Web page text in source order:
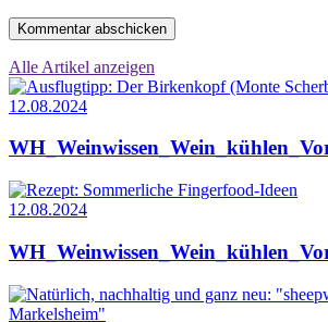
Alle Artikel anzeigen
12.08.2024
12.08.2024